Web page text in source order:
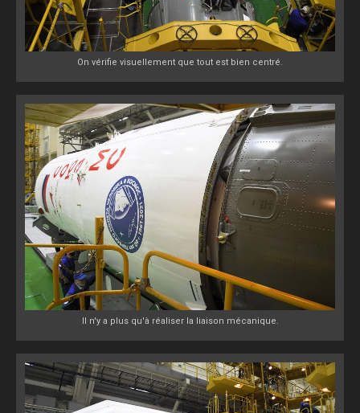
On vérifie visuellement que tout est bien centré.
Il n'y a plus qu'à réaliser la liaison mécanique.